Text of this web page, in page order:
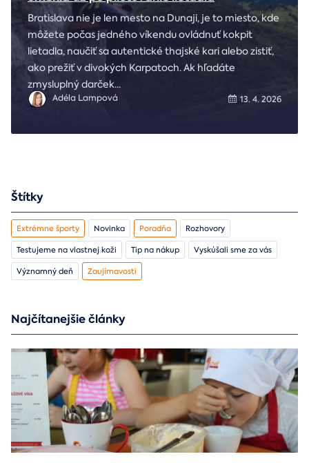
Bratislava nie je len mesto na Dunaji, je to miesto, kde
môžete počas jedného víkendu ovládnuť kokpit
lietadla, naučiť sa autentické thajské kari alebo zistiť,
ako prežiť v divokých Karpatoch. Ak hľadáte
zmysluplný darček...
Adéla Lampová 13. 4. 2026
Štítky
Extrémne športy Novinka Poradňa Rozhovory
Testujeme na vlastnej koži Tip na nákup Vyskúšali sme za vás
Významný deň Zaujímavosti
Najčítanejšie články